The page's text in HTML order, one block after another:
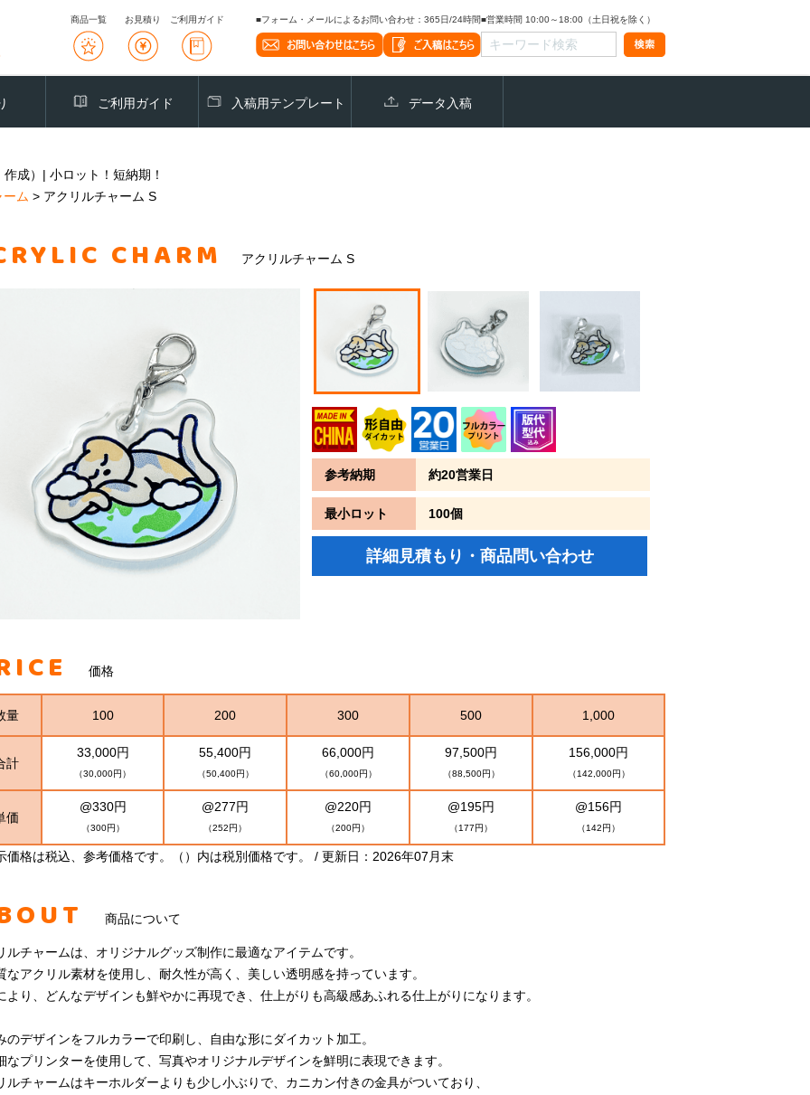
商品一覧 お見積り ご利用ガイド ■フォーム・メールによるお問い合わせ：365日/24時間■営業時間 10:00～18:00（土日祝を除く）
ご利用ガイド 入稿用テンプレート データ入稿
成）| 小ロット！短納期！
ーム > アクリルチャーム S
CHARM アクリルチャーム S
参考納期 約20営業日
最小ロット 100個
詳細見積もり・商品問い合わせ
価格
量 100 200 300 500 1,000
計
33,000円
（30,000円）
55,400円
（50,400円）
66,000円
（60,000円）
97,500円
（88,500円）
156,000円
（142,000円）
価
@330円
（300円）
@277円
（252円）
@220円
（200円）
@195円
（177円）
@156円
（142円）
価格は税込、参考価格です。（）内は税別価格です。 / 更新日：2026年07月末
商品について
ルチャームは、オリジナルグッズ制作に最適なアイテムです。
なアクリル素材を使用し、耐久性が高く、美しい透明感を持っています。
より、どんなデザインも鮮やかに再現でき、仕上がりも高級感あふれる仕上がりになります。
のデザインをフルカラーで印刷し、自由な形にダイカット加工。
なプリンターを使用して、写真やオリジナルデザインを鮮明に表現できます。
ルチャームはキーホルダーよりも少し小ぶりで、カニカン付きの金具がついており、